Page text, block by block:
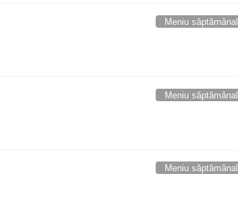
Meniu săptămânal
Meniu săptămânal
Meniu săptămânal